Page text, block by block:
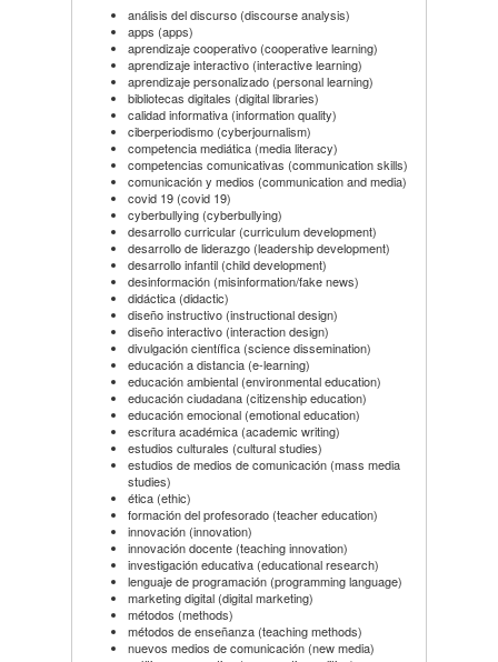
análisis del discurso (discourse analysis)
apps (apps)
aprendizaje cooperativo (cooperative learning)
aprendizaje interactivo (interactive learning)
aprendizaje personalizado (personal learning)
bibliotecas digitales (digital libraries)
calidad informativa (information quality)
ciberperiodismo (cyberjournalism)
competencia mediática (media literacy)
competencias comunicativas (communication skills)
comunicación y medios (communication and media)
covid 19 (covid 19)
cyberbullying (cyberbullying)
desarrollo curricular (curriculum development)
desarrollo de liderazgo (leadership development)
desarrollo infantil (child development)
desinformación (misinformation/fake news)
didáctica (didactic)
diseño instructivo (instructional design)
diseño interactivo (interaction design)
divulgación científica (science dissemination)
educación a distancia (e-learning)
educación ambiental (environmental education)
educación ciudadana (citizenship education)
educación emocional (emotional education)
escritura académica (academic writing)
estudios culturales (cultural studies)
estudios de medios de comunicación (mass media
studies)
ética (ethic)
formación del profesorado (teacher education)
innovación (innovation)
innovación docente (teaching innovation)
investigación educativa (educational research)
lenguaje de programación (programming language)
marketing digital (digital marketing)
métodos (methods)
métodos de enseñanza (teaching methods)
nuevos medios de comunicación (new media)